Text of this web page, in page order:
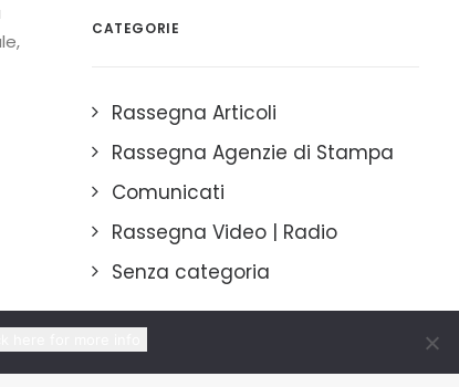
CATEGORIE
Rassegna Articoli
Rassegna Agenzie di Stampa
Comunicati
Rassegna Video | Radio
Senza categoria